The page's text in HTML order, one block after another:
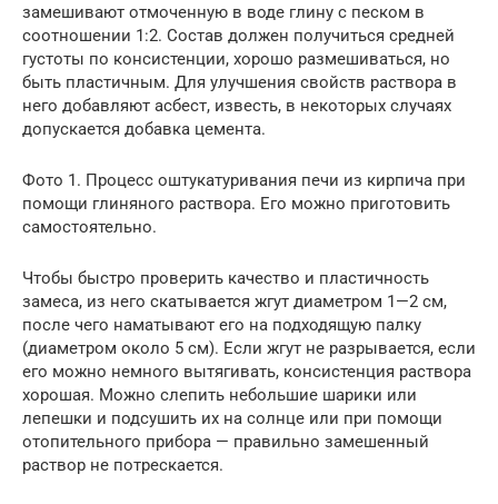
замешивают отмоченную в воде глину с песком в
соотношении 1:2. Состав должен получиться средней
густоты по консистенции, хорошо размешиваться, но
быть пластичным. Для улучшения свойств раствора в
него добавляют асбест, известь, в некоторых случаях
допускается добавка цемента.
Фото 1. Процесс оштукатуривания печи из кирпича при
помощи глиняного раствора. Его можно приготовить
самостоятельно.
Чтобы быстро проверить качество и пластичность
замеса, из него скатывается жгут диаметром 1—2 см,
после чего наматывают его на подходящую палку
(диаметром около 5 см). Если жгут не разрывается, если
его можно немного вытягивать, консистенция раствора
хорошая. Можно слепить небольшие шарики или
лепешки и подсушить их на солнце или при помощи
отопительного прибора — правильно замешенный
раствор не потрескается.